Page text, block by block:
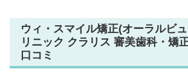
ウィ・スマイル矯正(オーラルビ
リニック クラリス 審美歯科・矯
口コミ